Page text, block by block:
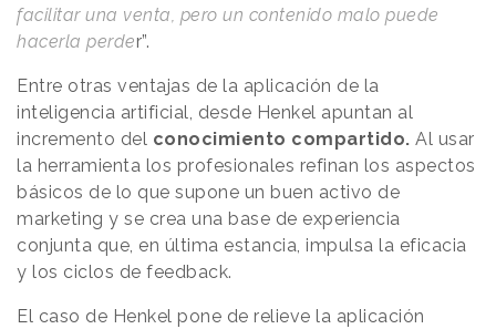
facilitar una venta, pero un contenido malo puede
hacerla perder”.
Entre otras ventajas de la aplicación de la
inteligencia artificial, desde Henkel apuntan al
incremento del conocimiento compartido. Al usar
la herramienta los profesionales refinan los aspectos
básicos de lo que supone un buen activo de
marketing y se crea una base de experiencia
conjunta que, en última estancia, impulsa la eficacia
y los ciclos de feedback.
El caso de Henkel pone de relieve la aplicación